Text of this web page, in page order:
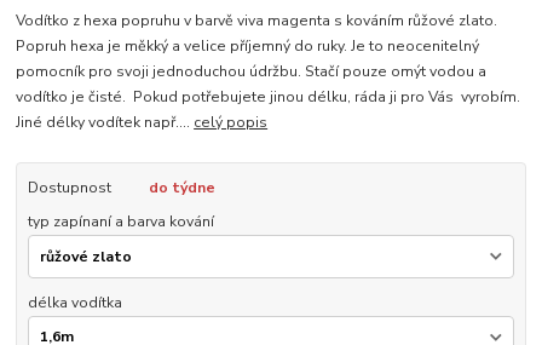
Vodítko z hexa popruhu v barvě viva magenta s kováním růžové zlato.
Popruh hexa je měkký a velice příjemný do ruky. Je to neocenitelný
pomocník pro svoji jednoduchou údržbu. Stačí pouze omýt vodou a
vodítko je čisté. Pokud potřebujete jinou délku, ráda ji pro Vás vyrobím.
Jiné délky vodítek např.... celý popis
Dostupnost
do týdne
typ zapínaní a barva kování
délka vodítka